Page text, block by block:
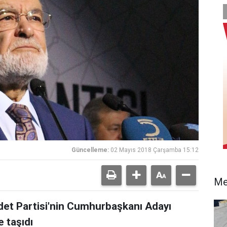
Güncelleme: 02 Mayıs 2018 Çarşamba 15:12
Partisi'nin Cumhurbaşkanı Adayı